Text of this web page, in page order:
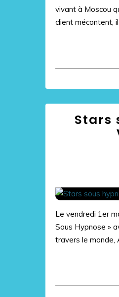
vivant à Moscou
client mécontent,
Stars
Le vendredi 1er
Sous Hypnose »
travers le monde,